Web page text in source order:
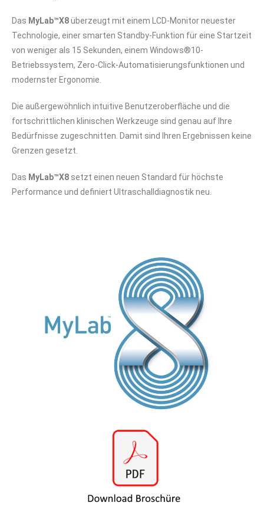
Das MyLab™X8überzeugt mit einem LCD-Monitor neuester
Technologie, einer smarten Standby-Funktion für eine Startzeit
von weniger als 15 Sekunden, einem Windows®10-
Betriebssystem, Zero-Click-Automatisierungsfunktionen und
modernster Ergonomie.
Die außergewöhnlich intuitive Benutzeroberfläche und die
fortschrittlichen klinischen Werkzeuge sind genau auf Ihre
Bedürfnisse zugeschnitten. Damit sind Ihren Ergebnissen keine
Grenzen gesetzt.
Das MyLab™X8 setzt einen neuen Standard für höchste
Performance und definiert Ultraschalldiagnostik neu.